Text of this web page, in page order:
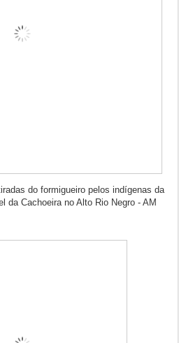
do formigueiro pelos indígenas da
da Cachoeira no Alto Rio Negro - AM